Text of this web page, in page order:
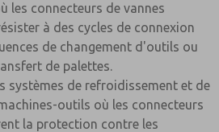
les connecteurs de vannes
à des cycles de connexion
de changement d'outils ou
de palettes.
systèmes de refroidissement et de
outils où les connecteurs
la protection contre les